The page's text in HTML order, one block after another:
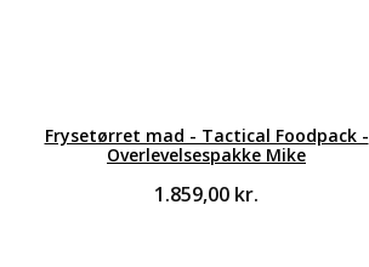
Frysetørret mad - Tactical Foodpack -
Overlevelsespakke Mike
1.859,00 kr.